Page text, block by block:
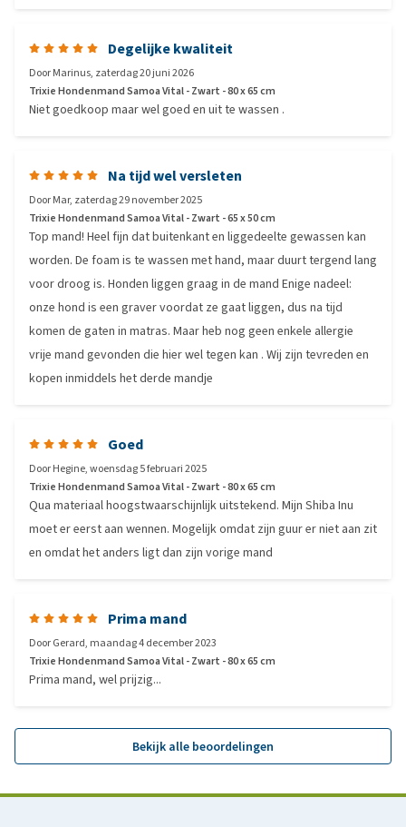
Degelijke kwaliteit
DoorMarinus, zaterdag 20 juni 2026
Trixie Hondenmand Samoa Vital - Zwart - 80 x 65 cm
Niet goedkoop maar wel goed en uit te wassen .
Na tijd wel versleten
DoorMar, zaterdag 29 november 2025
Trixie Hondenmand Samoa Vital - Zwart - 65 x 50 cm
Top mand! Heel fijn dat buitenkant en liggedeelte gewassen kan
worden. De foam is te wassen met hand, maar duurt tergend lang
voor droog is. Honden liggen graag in de mand Enige nadeel:
onze hond is een graver voordat ze gaat liggen, dus na tijd
komen de gaten in matras. Maar heb nog geen enkele allergie
vrije mand gevonden die hier wel tegen kan . Wij zijn tevreden en
kopen inmiddels het derde mandje
Goed
DoorHegine,woensdag 5 februari 2025
Trixie Hondenmand Samoa Vital - Zwart - 80 x 65 cm
Qua materiaal hoogstwaarschijnlijk uitstekend. Mijn Shiba Inu
moet er eerst aan wennen. Mogelijk omdat zijn guur er niet aan zit
en omdat het anders ligt dan zijn vorige mand
Prima mand
DoorGerard, maandag 4 december 2023
Trixie Hondenmand Samoa Vital - Zwart - 80 x 65 cm
Prima mand, wel prijzig...
Bekijk alle beoordelingen